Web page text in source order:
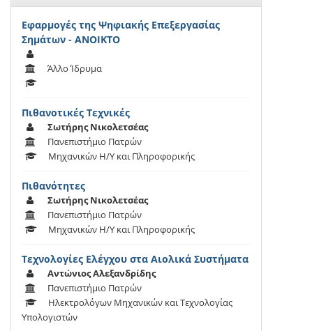
Εφαρμογές της Ψηφιακής Επεξεργασίας
Σημάτων - ΑΝΟΙΚΤΟ
Άλλο Ίδρυμα
Πιθανοτικές Τεχνικές
Σωτήρης Νικολετσέας
Πανεπιστήμιο Πατρών
Μηχανικών Η/Υ και Πληροφορικής
Πιθανότητες
Σωτήρης Νικολετσέας
Πανεπιστήμιο Πατρών
Μηχανικών Η/Υ και Πληροφορικής
Τεχνολογίες Ελέγχου στα Αιολικά Συστήματα
Αντώνιος Αλεξανδρίδης
Πανεπιστήμιο Πατρών
Ηλεκτρολόγων Μηχανικών και Τεχνολογίας
Υπολογιστών